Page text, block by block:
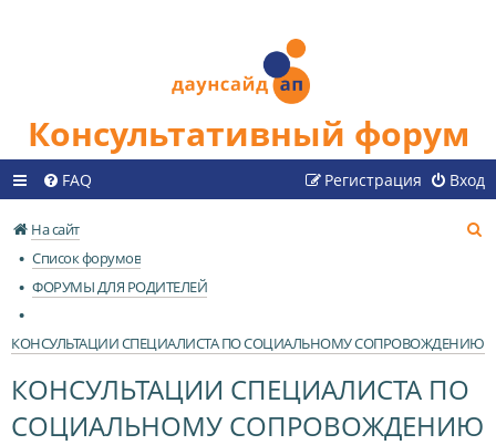
Консультативный форум
FAQ Вход
Регистрация
На сайт
Список форумов
ФОРУМЫ ДЛЯ РОДИТЕЛЕЙ
КОНСУЛЬТАЦИИ СПЕЦИАЛИСТА ПО СОЦИАЛЬНОМУ СОПРОВОЖДЕНИЮ
КОНСУЛЬТАЦИИ СПЕЦИАЛИСТА ПО
СОЦИАЛЬНОМУ СОПРОВОЖДЕНИЮ